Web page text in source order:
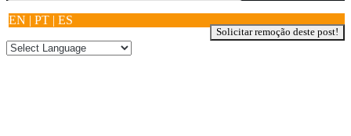
EN | PT | ES